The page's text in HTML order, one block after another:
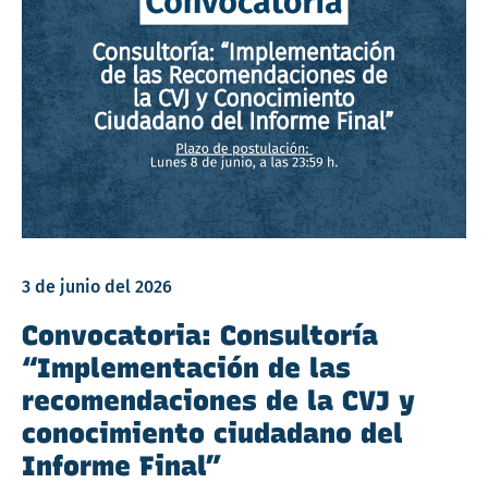
3 de junio del 2026
Convocatoria: Consultoría
“Implementación de las
recomendaciones de la CVJ y
conocimiento ciudadano del
Informe Final”